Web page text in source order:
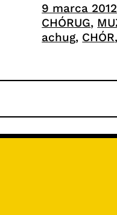
9 marca 2012
CHÓRUG,
achug, CHÓR,